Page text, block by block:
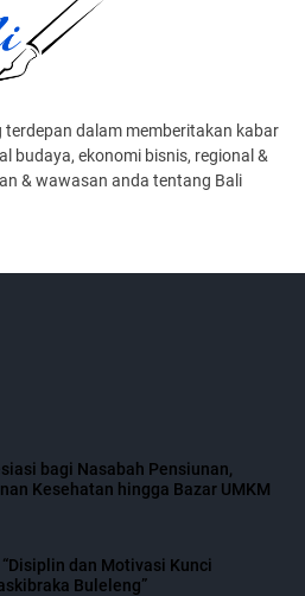
terdepan dalam memberitakan kabar
budaya, ekonomi bisnis, regional &
& wawasan anda tentang Bali
bagi Nasabah Pensiunan,
Kesehatan hingga Bazar UMKM
“Disiplin dan Motivasi Kunci
Buleleng”